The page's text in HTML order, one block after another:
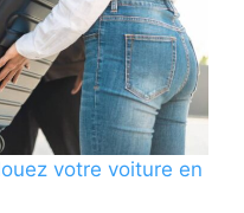
votre voiture en